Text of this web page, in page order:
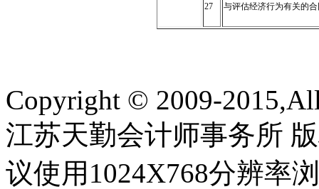
27 与评估经济行为有关的
Copyright © 2009-
江苏天勤会计师事务所
议使用1024X768分辨率